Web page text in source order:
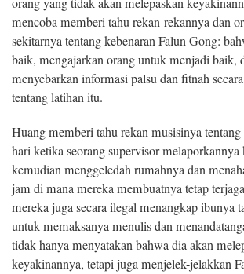
mencoba memberi tahu rekan-rekannya dan
sekitarnya tentang kebenaran Falun Gong:
baik, mengajarkan orang untuk menjadi baik,
menyebarkan informasi palsu dan fitnah
tentang latihan itu.
Huang memberi tahu rekan musisinya
hari ketika seorang supervisor
kemudian menggeledah rumahnya dan
jam di mana mereka membuatnya tetap
mereka juga secara ilegal menangkap ibunya
untuk memaksanya menulis dan
tidak hanya menyatakan bahwa dia akan
keyakinannya, tetapi juga menjelek-jelakkan